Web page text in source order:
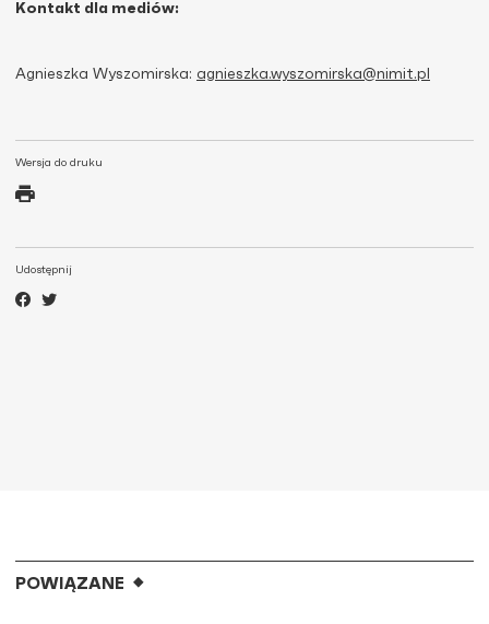
Wersja do druku
Udostępnij
Kontakt dla mediów:
Agnieszka Wyszomirska: agnieszka.wyszomirska@nimit.pl
POWIĄZANE